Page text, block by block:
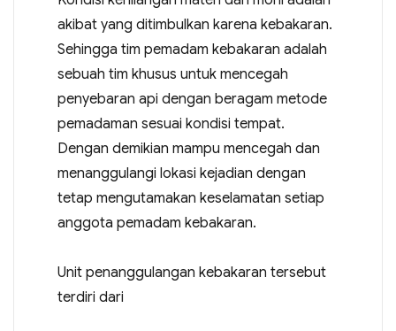
akibat yang ditimbulkan karena kebakaran.
Sehingga tim pemadam kebakaran adalah
sebuah tim khusus untuk mencegah
penyebaran api dengan beragam metode
pemadaman sesuai kondisi tempat.
Dengan demikian mampu mencegah dan
menanggulangi lokasi kejadian dengan
tetap mengutamakan keselamatan setiap
anggota pemadam kebakaran.
Unit penanggulangan kebakaran tersebut
terdiri dari